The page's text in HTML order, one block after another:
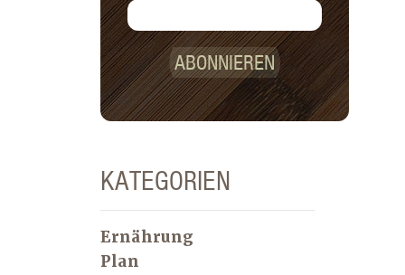
ABONNIEREN
KATEGORIEN
Ernährung
Plan